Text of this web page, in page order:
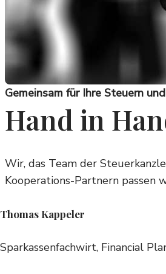
Gemeinsam für Ihre Steuern
Hand in
Wir, das Team der
Kooperations-Partnern passen
Thomas Kappeler
Sparkassenfachwirt, Financial